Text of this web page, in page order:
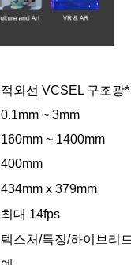
적외선 VCSEL 구조광*
0.1mm ~ 3mm
160mm ~ 1400mm
400mm
434mm x 379mm
최대 14fps
텍스처/특징/하이브리